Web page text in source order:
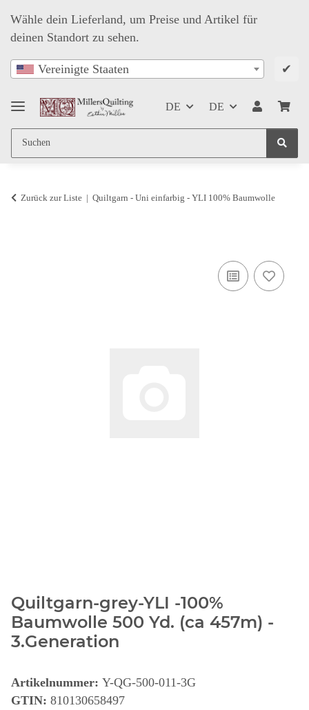
Wähle dein Lieferland, um Preise und Artikel für
deinen Standort zu sehen.
Vereinigte Staaten ✔
DE DE
Zurück zur Liste Quiltgarn - Uni einfarbig - YLI 100% Baumwolle
Quiltgarn-grey-YLI -100%
Baumwolle 500 Yd. (ca 457m) -
3.Generation
Artikelnummer: Y-QG-500-011-3G
GTIN: 810130658497